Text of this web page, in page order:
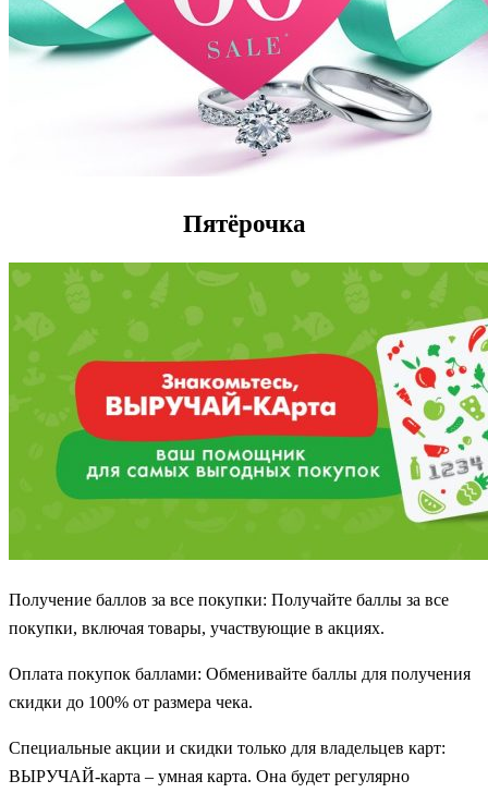
Пятёрочка
Получение баллов за все покупки: Получайте баллы за все
покупки, включая товары, участвующие в акциях.
Оплата покупок баллами: Обменивайте баллы для получения
скидки до 100% от размера чека.
Специальные акции и скидки только для владельцев карт:
ВЫРУЧАЙ-карта – умная карта. Она будет регулярно